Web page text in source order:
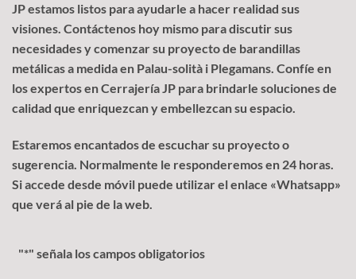
JP estamos listos para ayudarle a hacer realidad sus
visiones. Contáctenos hoy mismo para discutir sus
necesidades y comenzar su proyecto de barandillas
metálicas a medida en Palau-solità i Plegamans. Confíe en
los expertos en Cerrajería JP para brindarle soluciones de
calidad que enriquezcan y embellezcan su espacio.
Estaremos encantados de escuchar su proyecto o
sugerencia. Normalmente le responderemos en 24 horas.
Si accede desde móvil puede utilizar el enlace «Whatsapp»
que verá al pie de la web.
"*" señala los campos obligatorios